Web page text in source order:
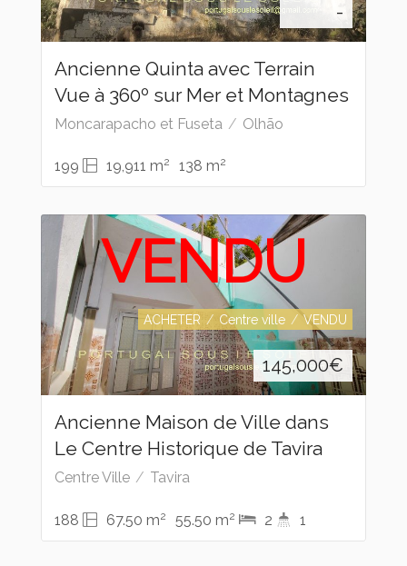
-
Ancienne Quinta avec Terrain
Vue à 360º sur Mer et Montagnes
Moncarapacho et Fuseta Olhão
199 19,911 m2 138 m2
VENDU
ACHETER Centre ville VENDU
145,000€
Ancienne Maison de Ville dans
Le Centre Historique de Tavira
Centre Ville Tavira
188 67.50 m2 55.50 m2 2 1